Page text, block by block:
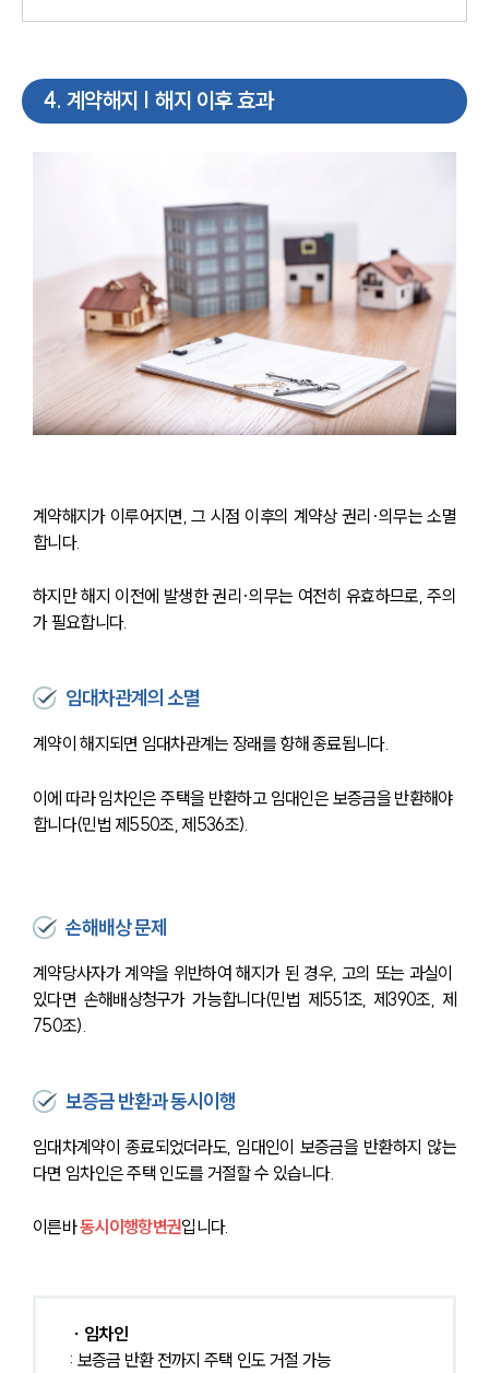
4. 계약해지 | 해지 이후 효과
계약해지가 이루어지면, 그 시점 이후의 계약상 권리·의무는 소멸
합니다.
하지만 해지 이전에 발생한 권리·의무는 여전히 유효하므로, 주의
가 필요합니다.
임대차관계의 소멸
계약이 해지되면 임대차관계는 장래를 향해 종료됩니다.
이에 따라 임차인은 주택을 반환하고 임대인은 보증금을 반환해야
합니다(민법 제550조, 제536조).
손해배상 문제
계약당사자가 계약을 위반하여 해지가 된 경우, 고의 또는 과실이
있다면 손해배상청구가 가능합니다(민법 제551조, 제390조, 제
750조).
보증금 반환과 동시이행
임대차계약이 종료되었더라도, 임대인이 보증금을 반환하지 않는
다면 임차인은 주택 인도를 거절할 수 있습니다.
이른바 동시이행항변권입니다.
∙ 임차인
: 보증금 반환 전까지 주택 인도 거절 가능